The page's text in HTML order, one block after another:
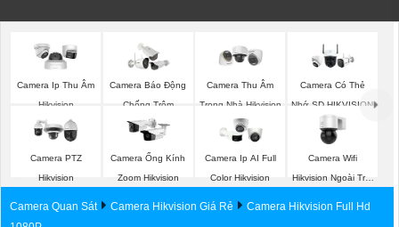
Camera Ip Thu Âm
Hikvision
Camera Báo Động
Chống Trộm
Hikvision
Camera Thu Âm
Trong Nhà Hikvision
Camera Có Thẻ
Nhớ SD HIKVISION
Camera PTZ
Hikvision
Camera Ống Kính
Zoom Hikvision
Camera Ip AI Full
Color Hikvision
Camera Wifi
Hikvision Ngoài Trời
Camera Quan Sát Camera Hikvision Giá Rẻ
Camera Hikvision Full Hd